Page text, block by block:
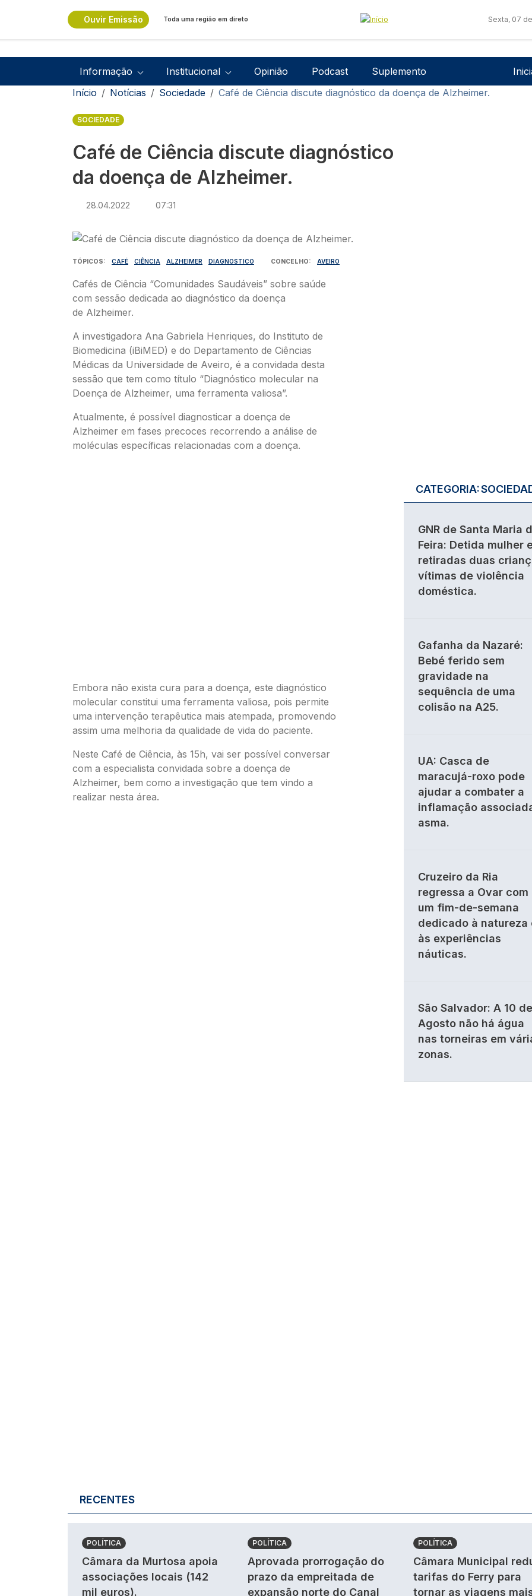
Ouvir Emissão Toda uma região em direto Sexta, 07
Navegação principal
Informação Institucional Opinião Podcast Suplemento
Navegação estrutural
Início Notícias Sociedade Café de Ciência discute diagnóstico da doença de Alzheimer.
SOCIEDADE
Café de Ciência discute diagnóstico
da doença de Alzheimer.
28.04.2022 07:31
Imagem
TÓPICOS CAFÉ CIÊNCIA ALZHEIMER DIAGNOSTICO CONCELHO AVEIRO
Cafés de Ciência “Comunidades Saudáveis” sobre saúde
com sessão dedicada ao diagnóstico da doença
de Alzheimer.
A investigadora Ana Gabriela Henriques, do Instituto de
Biomedicina (iBiMED) e do Departamento de Ciências
Médicas da Universidade de Aveiro, é a convidada desta
sessão que tem como título “Diagnóstico molecular na
Doença de Alzheimer, uma ferramenta valiosa”.
Atualmente, é possível diagnosticar a doença de
Alzheimer em fases precoces recorrendo a análise de
moléculas específicas relacionadas com a doença.
Embora não exista cura para a doença, este diagnóstico
molecular constitui uma ferramenta valiosa, pois permite
uma intervenção terapêutica mais atempada, promovendo
assim uma melhoria da qualidade de vida do paciente.
Neste Café de Ciência, às 15h, vai ser possível conversar
com a especialista convidada sobre a doença de
Alzheimer, bem como a investigação que tem vindo a
realizar nesta área.
CATEGORIA:
GNR de Santa Maria
Feira: Detida mulher
retiradas duas
vítimas de violência
doméstica.
Gafanha da Nazaré:
Bebé ferido sem
gravidade na
sequência de uma
colisão na A25.
UA: Casca de
maracujá-roxo pode
ajudar a combater a
inflamação
asma.
Cruzeiro da Ria
regressa a Ovar com
um fim-de-semana
dedicado à natureza
às experiências
náuticas.
São Salvador: A 10 de
Agosto não há água
nas torneiras em
zonas.
RECENTES
POLÍTICA
Câmara da Murtosa apoia
associações locais (142
mil euros).
POLÍTICA
Aprovada prorrogação do
prazo da empreitada de
expansão norte do Canal
POLÍTICA
Câmara Municipal
tarifas do Ferry para
tornar as viagens